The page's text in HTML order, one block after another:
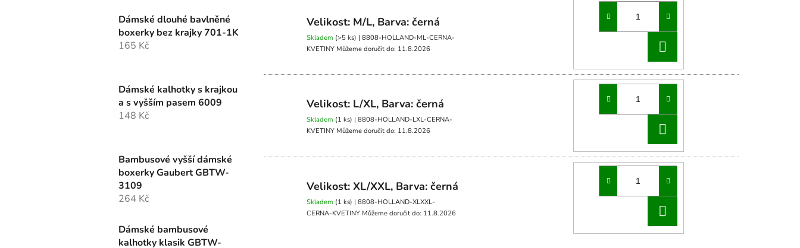
Dámské dlouhé bavlněné
boxerky bez krajky 701-1K
165 Kč
Dámské kalhotky s krajkou
a s vyšším pasem 6009
148 Kč
Bambusové vyšší dámské
boxerky Gaubert GBTW-
3109
264 Kč
Dámské bambusové
kalhotky klasik GBTW-
Velikost: M/L, Barva: černá
Skladem (>5 ks) | 8808-HOLLAND-ML-CERNA-
KVETINY Můžeme doručit do: 11.8.2026
KOŠÍKU
Velikost: L/XL, Barva: černá
Skladem (1 ks) | 8808-HOLLAND-LXL-CERNA-
KVETINY Můžeme doručit do: 11.8.2026
KOŠÍKU
Velikost: XL/XXL, Barva: černá
Skladem (1 ks) | 8808-HOLLAND-XLXXL-
CERNA-KVETINY Můžeme doručit do: 11.8.2026
KOŠÍKU